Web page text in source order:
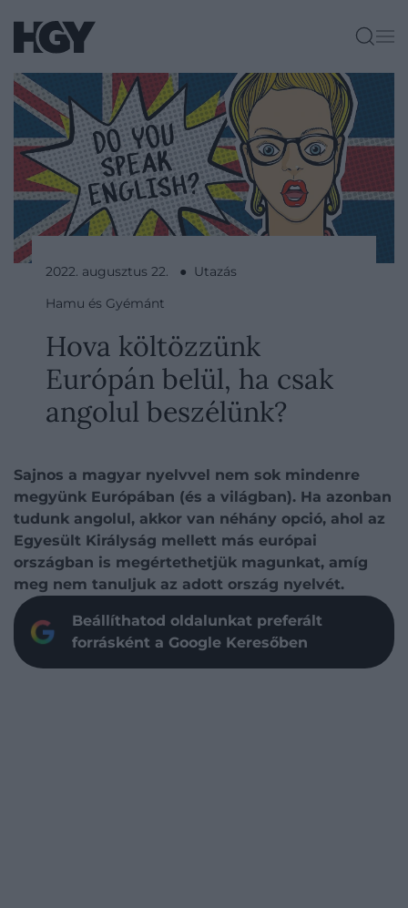
2022. augusztus 22. ● Utazás
Hamu és Gyémánt
Hova költözzünk
Európán belül, ha csak
angolul beszélünk?
Sajnos a magyar nyelvvel nem sok mindenre
megyünk Európában (és a világban). Ha azonban
tudunk angolul, akkor van néhány opció, ahol az
Egyesült Királyság mellett más európai
országban is megértethetjük magunkat, amíg
meg nem tanuljuk az adott ország nyelvét.
Beállíthatod oldalunkat preferált
forrásként a Google Keresőben